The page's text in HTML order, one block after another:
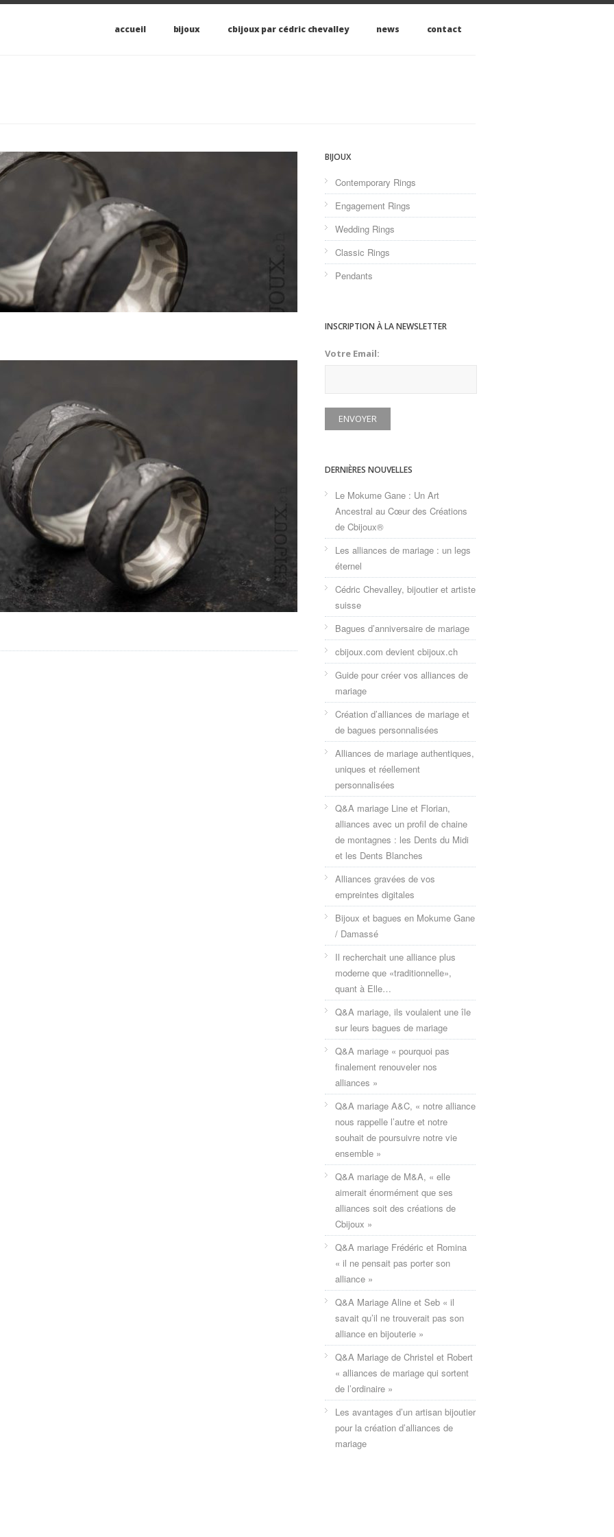
accueil bijoux cbijoux par cédric chevalley news contact
BIJOUX
Contemporary Rings
Engagement Rings
Wedding Rings
Classic Rings
Pendants
INSCRIPTION À LA NEWSLETTER
Votre Email:
DERNIÈRES NOUVELLES
Le Mokume Gane : Un Art
Ancestral au Cœur des Créations
de Cbijoux®
Les alliances de mariage : un legs
éternel
Cédric Chevalley, bijoutier et artiste
suisse
Bagues d’anniversaire de mariage
cbijoux.com devient cbijoux.ch
Guide pour créer vos alliances de
mariage
Création d’alliances de mariage et
de bagues personnalisées
Alliances de mariage authentiques,
uniques et réellement
personnalisées
Q&A mariage Line et Florian,
alliances avec un profil de chaine
de montagnes : les Dents du Midi
et les Dents Blanches
Alliances gravées de vos
empreintes digitales
Bijoux et bagues en Mokume Gane
/ Damassé
Il recherchait une alliance plus
moderne que «traditionnelle»,
quant à Elle…
Q&A mariage, ils voulaient une île
sur leurs bagues de mariage
Q&A mariage « pourquoi pas
finalement renouveler nos
alliances »
Q&A mariage A&C, « notre alliance
nous rappelle l’autre et notre
souhait de poursuivre notre vie
ensemble »
Q&A mariage de M&A, « elle
aimerait énormément que ses
alliances soit des créations de
Cbijoux »
Q&A mariage Frédéric et Romina
« il ne pensait pas porter son
alliance »
Q&A Mariage Aline et Seb « il
savait qu’il ne trouverait pas son
alliance en bijouterie »
Q&A Mariage de Christel et Robert
« alliances de mariage qui sortent
de l’ordinaire »
Les avantages d’un artisan bijoutier
pour la création d’alliances de
mariage